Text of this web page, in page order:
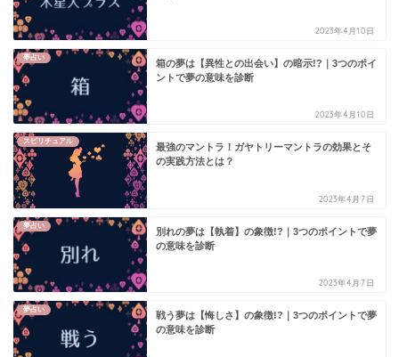
2023年4月10日
夢占い
箱の夢は【異性との出会い】の暗示!?｜3つのポイ
ントで夢の意味を診断
2023年4月10日
スピリチュアル
最強のマントラ！ガヤトリーマントラの効果とそ
の実践方法とは？
2023年4月7日
夢占い
別れの夢は【執着】の象徴!?｜3つのポイントで夢
の意味を診断
2023年4月7日
夢占い
戦う夢は【悔しさ】の象徴!?｜3つのポイントで夢
の意味を診断